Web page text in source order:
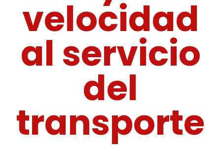
velocidad
al servicio
del
transporte